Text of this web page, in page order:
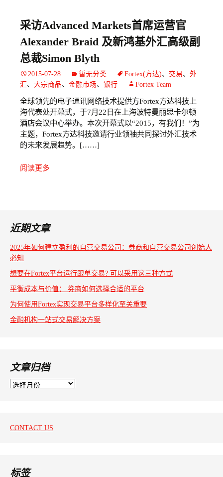
采访Advanced Markets首席运营官
Alexander Braid 及新鸿基外汇高级副
总裁Simon Blyth
2015-07-28 暂无分类 Fortex(方达)、 交易、 外
汇 、 大宗商品、 金融市场、 银行 Fortex Team
全球领先的电子通讯网络技术提供方Fortex方达科技上
海代表处开幕式，于7月 22 日在上海波特曼丽思卡尔顿
酒店会议中心举办。本次开幕式以“2015，有我们！ ”为
主题， Fortex方达科技邀请行业领袖共同探讨外汇技术
的未来发展趋势。 [……]
阅读更多
近期文章
2025年如何建立盈利的自营交易公司：券商和自营交易公司创始人
必知
想要在Fortex平台运行跟单交易? 可以采用这三种方式
平衡成本与价值： 券商如何选择合适的平台
为何使用Fortex实现交易平台多样化至关重要
金融机构一站式交易解决方案
文章归档
文
CONTACT US
标签